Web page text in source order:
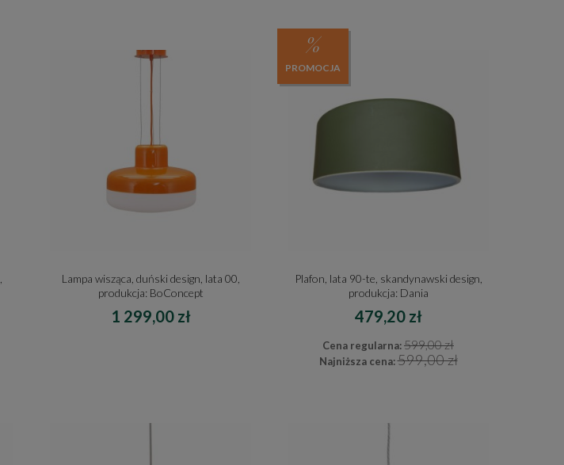
Lampa wisząca, duński design, lata 00,
produkcja: BoConcept
1 299,00 zł
Plafon, lata 90-te, skandynawski design,
produkcja: Dania
479,20 zł
Cena regularna:599,00 zł
Najniższa cena:599,00 zł
PROMOCJA